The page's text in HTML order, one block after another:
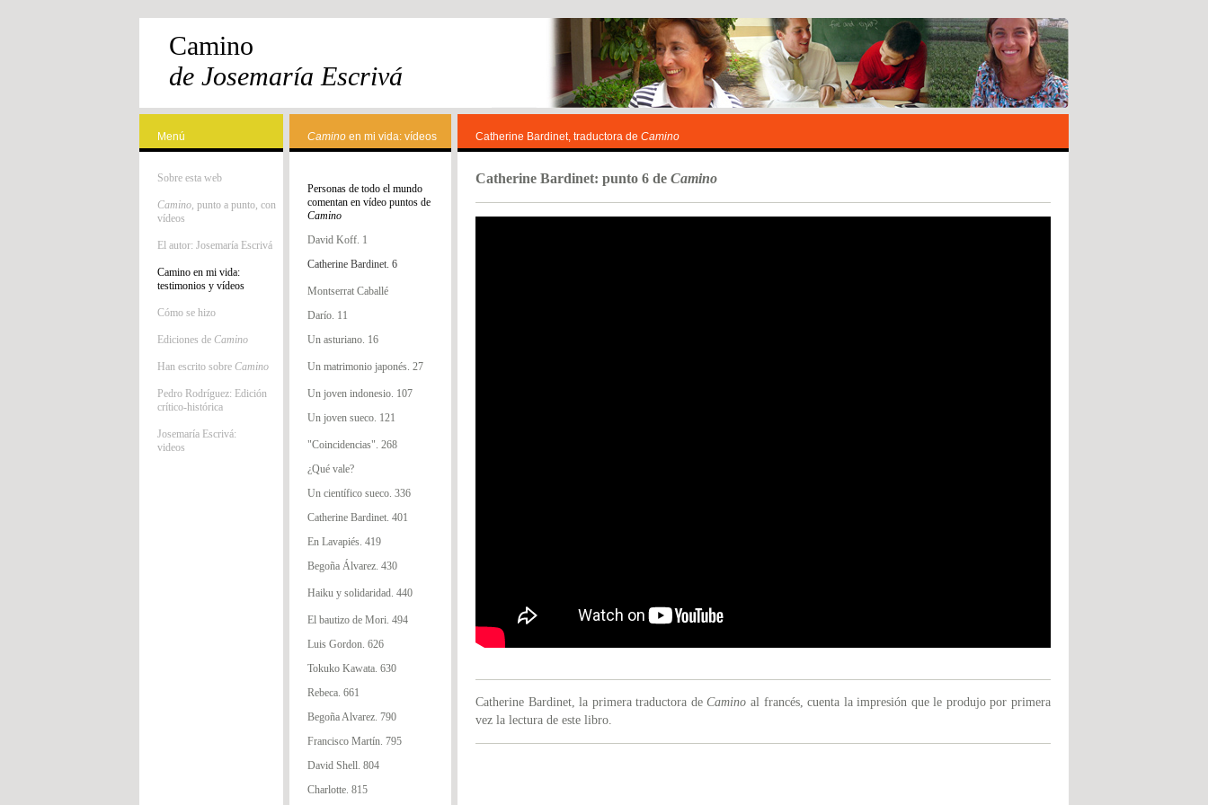
Camino
de Josemaría Escrivá
Menú
Sobre esta web
Camino, punto a punto, con
vídeos
El autor: Josemaría Escrivá
Camino en mi vida:
testimonios y vídeos
Cómo se hizo
Ediciones de Camino
Han escrito sobre Camino
Pedro Rodríguez: Edición
crítico-histórica
Josemaría Escrivá:
videos
Camino en mi vida: vídeos
Personas de todo el mundo
comentan en vídeo puntos de
Camino
David Koff. 1
Catherine Bardinet. 6
Montserrat Caballé
Darío. 11
Un asturiano. 16
Un matrimonio japonés. 27
Un joven indonesio. 107
Un joven sueco. 121
"Coincidencias". 268
¿Qué vale?
Un científico sueco. 336
Catherine Bardinet. 401
En Lavapiés. 419
Begoña Álvarez. 430
Haiku y solidaridad. 440
El bautizo de Mori. 494
Luis Gordon. 626
Tokuko Kawata. 630
Rebeca. 661
Begoña Alvarez. 790
Francisco Martín. 795
David Shell. 804
Charlotte. 815
Catherine Bardinet, traductora de Camino
Catherine Bardinet: punto 6 de Camino
Catherine Bardinet, la primera traductora deCamino al francés, cuenta la impresión que le produjo por primera
vez la lectura de este libro.